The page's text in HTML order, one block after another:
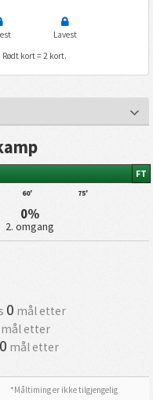
Lavest
Rødt kort = 2 kort.
60' 75'
FT
0%
2. omgang
0 mål etter
mål etter
0 mål etter
*Måltiming er ikke tilgjengelig